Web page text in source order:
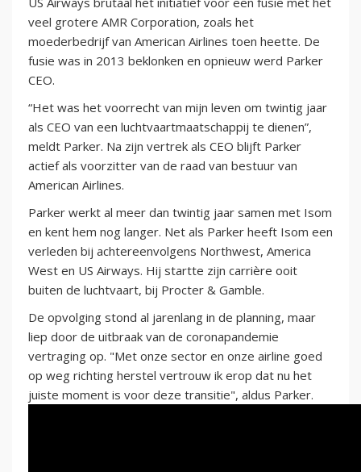
veel grotere AMR Corporation, zoals het
moederbedrijf van American Airlines toen heette. De
fusie was in 2013 beklonken en opnieuw werd Parker
CEO.
“Het was het voorrecht van mijn leven om twintig jaar
als CEO van een luchtvaartmaatschappij te dienen”,
meldt Parker. Na zijn vertrek als CEO blijft Parker
actief als voorzitter van de raad van bestuur van
American Airlines.
Parker werkt al meer dan twintig jaar samen met Isom
en kent hem nog langer. Net als Parker heeft Isom een
verleden bij achtereenvolgens Northwest, America
West en US Airways. Hij startte zijn carrière ooit
buiten de luchtvaart, bij Procter & Gamble.
De opvolging stond al jarenlang in de planning, maar
liep door de uitbraak van de coronapandemie
vertraging op. "Met onze sector en onze airline goed
op weg richting herstel vertrouw ik erop dat nu het
juiste moment is voor deze transitie", aldus Parker.